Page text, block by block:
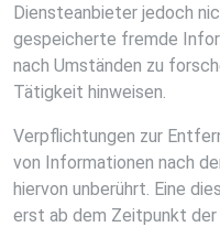
Diensteanbieter jedoch
gespeicherte fremde
nach Umständen zu
Tätigkeit hinweisen.
Verpflichtungen zur
von Informationen nach
hiervon unberührt. Eine
erst ab dem Zeitpunkt